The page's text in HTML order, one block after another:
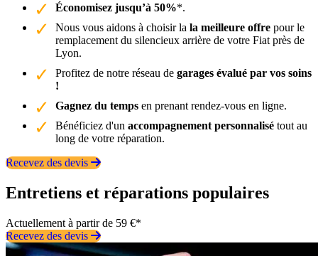
Économisez jusqu’à 50%*.
Nous vous aidons à choisir la la meilleure offre pour le
remplacement du silencieux arrière de votre Fiat près de
Lyon.
Profitez de notre réseau de garages évalué par vos soins
!
Gagnez du temps en prenant rendez-vous en ligne.
Bénéficiez d'un accompagnement personnalisé tout au
long de votre réparation.
Recevez des devis
Entretiens et réparations populaires
Actuellement à partir de 59 €*
Recevez des devis